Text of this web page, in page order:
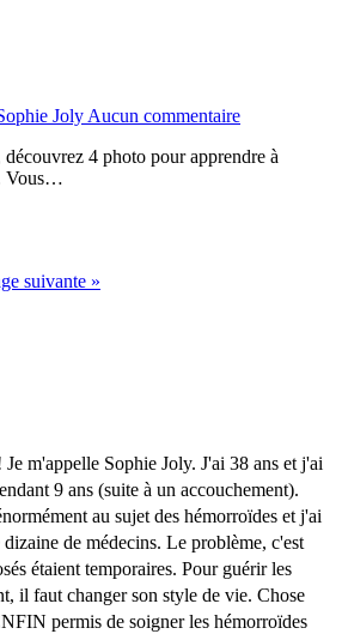
Joly Aucun commentaire
Vous…
suivante »
m'appelle Sophie Joly. J'ai 38 ans et j'ai
9 ans (suite à un accouchement).
au sujet des hémorroïdes et j'ai
de médecins. Le problème, c'est
étaient temporaires. Pour guérir les
il faut changer son style de vie. Chose
permis de soigner les hémorroïdes